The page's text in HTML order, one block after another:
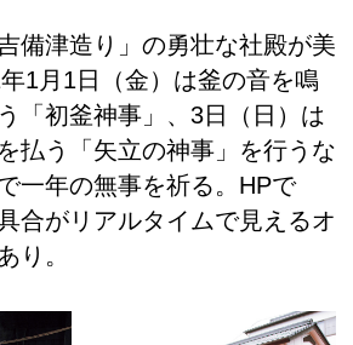
備津造り」の勇壮な社殿が美
1月1日（金）は釜の音を鳴
「初釜神事」、3日（日）は
払う「矢立の神事」を行うな
一年の無事を祈る。HPで
合がリアルタイムで見えるオ
り。